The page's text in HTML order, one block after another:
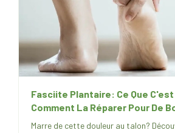
Fasciite Plantaire: Ce Que
Comment La Réparer Pour De
Marre de cette douleur au talon?